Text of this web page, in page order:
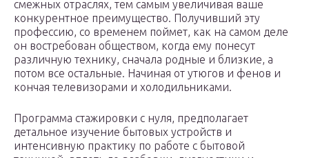
смежных отраслях, тем самым увеличивая ваше
конкурентное преимущество. Получивший эту
профессию, со временем поймет, как на самом деле
он востребован обществом, когда ему понесут
различную технику, сначала родные и близкие, а
потом все остальные. Начиная от утюгов и фенов и
кончая телевизорами и холодильниками.
Программа стажировки с нуля, предполагает
детальное изучение бытовых устройств и
интенсивную практику по работе с бытовой